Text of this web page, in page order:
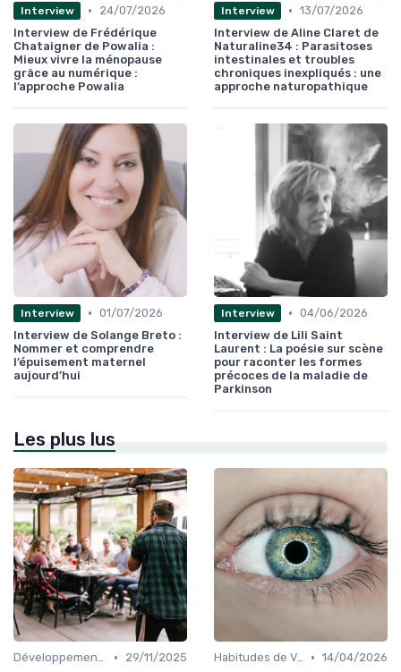
Interview •
24/07/2026
Interview de Frédérique
Chataigner de Powalia :
Mieux vivre la ménopause
grâce au numérique :
l’approche Powalia
Interview • 13/07/2026
Interview de Aline Claret de
Naturaline34 : Parasitoses
intestinales et troubles
chroniques inexpliqués : une
approche naturopathique
Interview • 01/07/2026
Interview de Solange Breto :
Nommer et comprendre
l’épuisement maternel
aujourd’hui
Interview • 04/06/2026
Interview de Lili Saint
Laurent : La poésie sur scène
pour raconter les formes
précoces de la maladie de
Parkinson
Les plus lus
Développement Durable et Bien-être •
29/11/2025
Habitudes de Vie Saines • 14/04/2026